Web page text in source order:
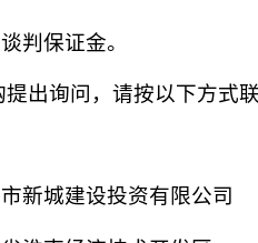
谈判保证金。
出询问，请按以下方式联
新城建设投资有限公司